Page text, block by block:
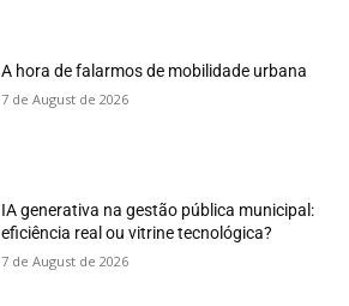
A hora de falarmos de mobilidade urbana
7 de August de 2026
IA generativa na gestão pública municipal:
eficiência real ou vitrine tecnológica?
7 de August de 2026